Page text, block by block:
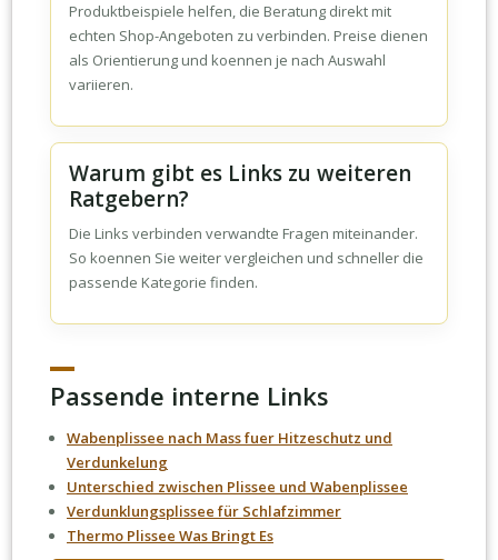
Produktbeispiele helfen, die Beratung direkt mit
echten Shop-Angeboten zu verbinden. Preise dienen
als Orientierung und koennen je nach Auswahl
variieren.
Warum gibt es Links zu weiteren
Ratgebern?
Die Links verbinden verwandte Fragen miteinander.
So koennen Sie weiter vergleichen und schneller die
passende Kategorie finden.
Passende interne Links
Wabenplissee nach Mass fuer Hitzeschutz und
Verdunkelung
Unterschied zwischen Plissee und Wabenplissee
Verdunklungsplissee für Schlafzimmer
Thermo Plissee Was Bringt Es